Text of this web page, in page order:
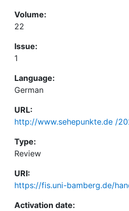
Volume:
22
Issue:
1
Language:
German
URL:
http://www.sehepunkte.de /
Type:
Review
URI:
https://fis.uni-bamberg.de/
Activation date: